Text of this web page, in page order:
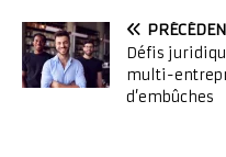
Défis
multi-
d’embûches